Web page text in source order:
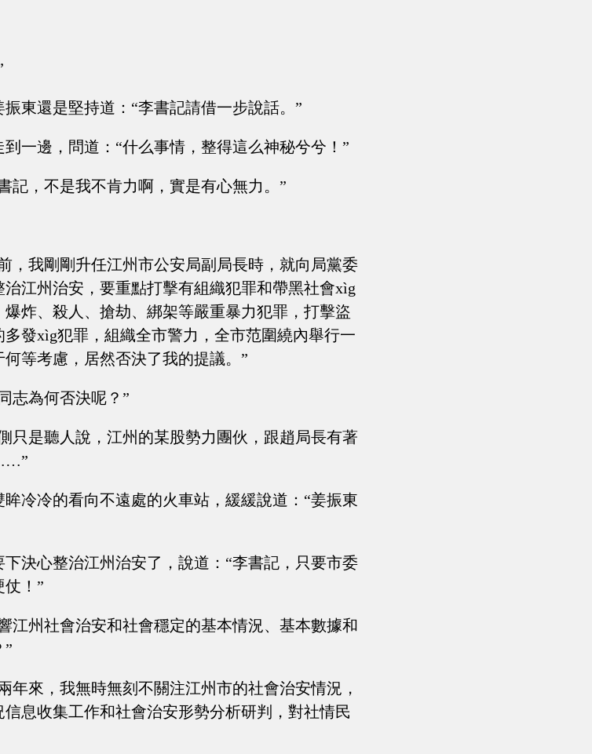
東還是堅持道：“李書記請借一步說話。”
一邊，問道：“什么事情，整得這么神秘兮兮！”
記，不是我不肯力啊，實是有心無力。”
，我剛剛升任江州市公安局副局長時，就向局黨委
江州治安，要重點打擊有組織犯罪和帶黑社會xìg
炸、殺人、搶劫、綁架等嚴重暴力犯罪，打擊盜
發xìg犯罪，組織全市警力，全市范圍繞內舉行一
等考慮，居然否決了我的提議。”
志為何否決呢？”
只是聽人說，江州的某股勢力團伙，跟趙局長有著
冷冷的看向不遠處的火車站，緩緩說道：“姜振東
決心整治江州治安了，說道：“李書記，只要市委
！”
江州社會治安和社會穩定的基本情況、基本數據和
”
年來，我無時無刻不關注江州市的社會治安情況，
息收集工作和社會治安形勢分析研判，對社情民